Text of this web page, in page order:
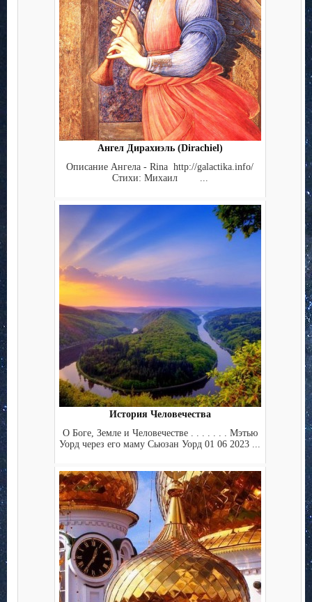
Ангел Дирахиэль (Dirachiel)
Описание Ангела - Rina http://galactika.info/
Стихи: Михаил ...
История Человечества
О Боге, Земле и Человечестве . . . . . . . Мэтью
Уорд через его маму Сьюзан Уорд 01 06 2023 ...